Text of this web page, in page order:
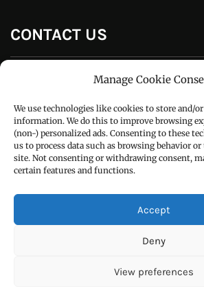
Manage Cookie
We use technologies like cookies to store and/or
information. We do this to improve browsing
(non-) personalized ads. Consenting to these
us to process data such as browsing behavior
site. Not consenting or withdrawing consent,
certain features and functions.
Accept
Deny
View preferences
CONTACT US
Call : +91-94172-62777
Email :